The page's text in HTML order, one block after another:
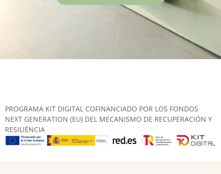
PROGRAMA KIT DIGITAL COFINANCIADO POR LOS FONDOS
NEXT GENERATION (EU) DEL MECANISMO DE RECUPERACIÓN Y
RESILIÉNCIA